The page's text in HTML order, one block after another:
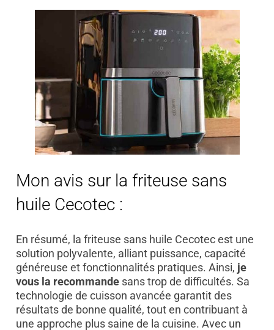
Mon avis sur la friteuse sans
huile Cecotec :
En résumé, la friteuse sans huile Cecotec est une
solution polyvalente, alliant puissance, capacité
généreuse et fonctionnalités pratiques. Ainsi, je
vous la recommandesans trop de difficultés. Sa
technologie de cuisson avancée garantit des
résultats de bonne qualité, tout en contribuant à
une approche plus saine de la cuisine. Avec un